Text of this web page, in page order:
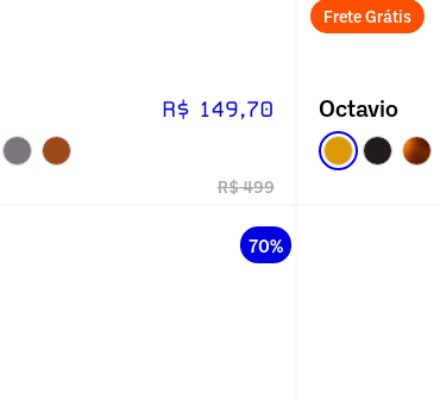
R$ 149,70
R$ 499
Frete Grátis
Octavio
70%